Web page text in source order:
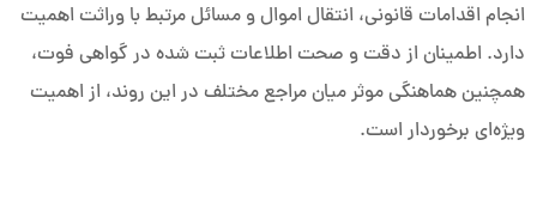
انجام اقدامات قانونی، انتقال اموال و مسائل مرتبط با وراثت اهمیت
دارد. اطمینان از دقت و صحت اطلاعات ثبت شده در گواهی فوت،
همچنین هماهنگی موثر میان مراجع مختلف در این روند، از اهمیت
ویژه‌ای برخوردار است.